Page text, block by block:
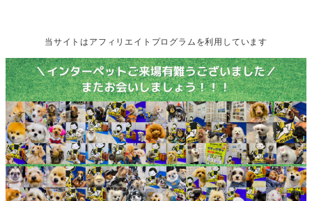
コ
ン
テ
ン
ツ
へ
移
当サイトはアフィリエイトプログラムを利用しています